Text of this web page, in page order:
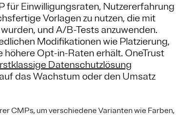
für Einwilligungsraten, Nutzererfahrung
Vorlagen zu nutzen, die mit
und A/B-Tests anzuwenden.
Modifikationen wie Platzierung,
höhere Opt-in-Raten erhält. OneTrust
Datenschutzlösung
das Wachstum oder den Umsatz
CMPs, um verschiedene Varianten wie Farben,